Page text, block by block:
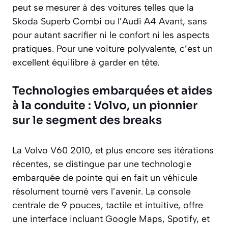
peut se mesurer à des voitures telles que la
Skoda Superb Combi ou l’Audi A4 Avant, sans
pour autant sacrifier ni le confort ni les aspects
pratiques. Pour une voiture polyvalente, c’est un
excellent équilibre à garder en tête.
Technologies embarquées et aides
à la conduite : Volvo, un pionnier
sur le segment des breaks
La Volvo V60 2010, et plus encore ses itérations
récentes, se distingue par une technologie
embarquée de pointe qui en fait un véhicule
résolument tourné vers l’avenir. La console
centrale de 9 pouces, tactile et intuitive, offre
une interface incluant Google Maps, Spotify, et